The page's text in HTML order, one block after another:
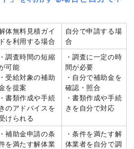
体無料見積ガイ
ドを利用する場合
自分で申請する場
合
・調査時間の短縮
可能
・受給対象の補助
を提案
・書類作成や手続
きのアドバイスを
けられる
・調査に一定の時
間が必要
・自分で補助金を
確認・照合
・書類作成や手続
きを自分で対応
・補助金申請の条
を満たす解体業
・条件を満たす解
体業者を自分で調